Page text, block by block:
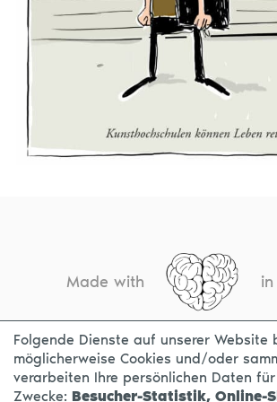
Made with
KONTAKT IMPRESSUM
Folgende Dienste auf unserer Website
möglicherweise Cookies und/oder
verarbeiten Ihre persönlichen Daten
Zwecke: Besucher-Statistik, Online-